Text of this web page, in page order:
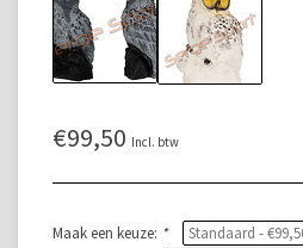
€99,50 Incl. btw
Maak een keuze: *